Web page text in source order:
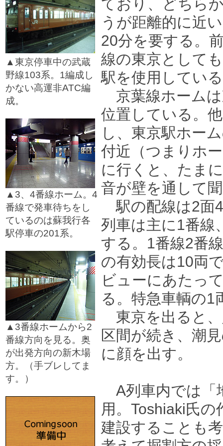
▲東京停車中の武蔵
野線103系。1編成し
かない高運非ATC編
成。
▲3、4番線ホーム。4
番線で発車待ちをし
ているのは蘇我行各
駅停車の201系。
▲3番線ホームから2
番線方向を見る。奥
が出発方向の新木場
方。（手ブレしてま
す。）
ており、どちら
うが距離的に近
20分を要する。
線の東京として
駅を使用してい
京葉線ホーム
位置している。
し、東京駅ホー
付近（つまりホ
に行くと、たま
音が壁を通して
駅の配線は2面
列車は主に1番線
する。1番線2番
の有効長は10両
ビューにあたっ
る。特急車輌の1
東京を出ると、
区間が続き、潮
に顔を出す。
A列車内では「
用。Toshiaki氏
建設することも